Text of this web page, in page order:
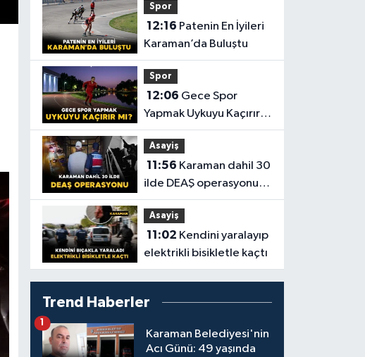
Spor
12:16
Karaman’da Buluştu
Spor
12:06
Yapmak Uykuyu Kaçırır
mı? İşte Vücudunuzda
Yaşananlar!
Asayiş
11:56
ilde DEAŞ operasyonu:
104 şüpheli yakalandı
Asayiş
11:02
elektrikli bisikletle kaçtı
Trend Haberler
Karaman Belediyesi'nin
Acı Günü: 49 yaşında
1